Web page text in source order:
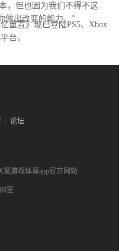
，但也因为我们不得不这么
做出改变的能力。”
重置》现已登陆PS5、Xbox
台。
论坛
游戏体育app官方网站
室